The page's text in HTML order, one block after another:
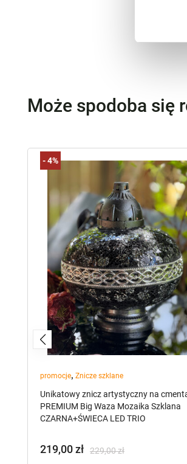
Może spodoba się
promocje, Znicze szklane
Unikatowy znicz artystyczny na
PREMIUM Big Waza Mozaika Szklana
CZARNA+ŚWIECA LED TRIO
-4%
229,00zł
219,00zł